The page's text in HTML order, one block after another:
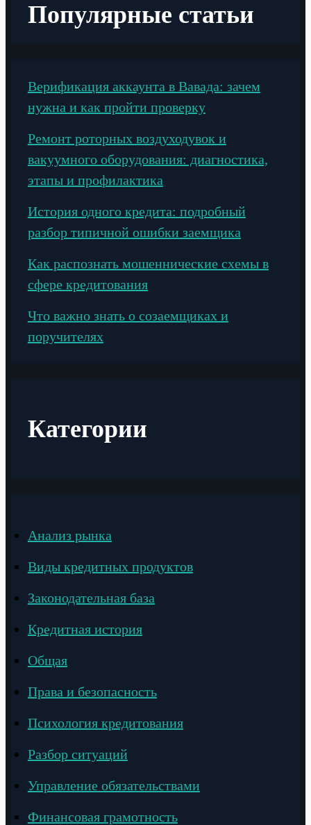
Популярные статьи
Верификация аккаунта в Вавада: зачем
нужна и как пройти проверку
Ремонт роторных воздуходувок и
вакуумного оборудования: диагностика,
этапы и профилактика
История одного кредита: подробный
разбор типичной ошибки заемщика
Как распознать мошеннические схемы в
сфере кредитования
Что важно знать о созаемщиках и
поручителях
Категории
Анализ рынка
Виды кредитных продуктов
Законодательная база
Кредитная история
Общая
Права и безопасность
Психология кредитования
Разбор ситуаций
Управление обязательствами
Финансовая грамотность